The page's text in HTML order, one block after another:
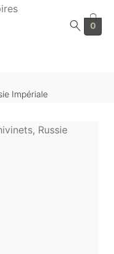
0
Impériale